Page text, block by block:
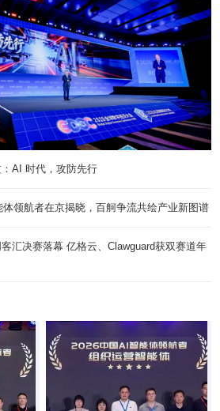
AI 时代，攻防先行
领航者在京揭晓，百舸争流共绘产业新图谱
汇决赛落幕 亿格云、Clawguard获双赛道年